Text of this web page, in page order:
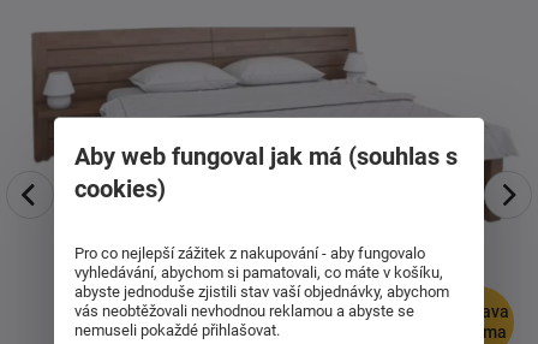
doprava
zdarma
Aby web fungoval jak má (souhlas s
cookies)
Pro co nejlepší zážitek z nakupování - aby fungovalo
vyhledávání, abychom si pamatovali, co máte v košíku,
abyste jednoduše zjistili stav vaší objednávky, abychom
vás neobtěžovali nevhodnou reklamou a abyste se
nemuseli pokaždé přihlašovat.